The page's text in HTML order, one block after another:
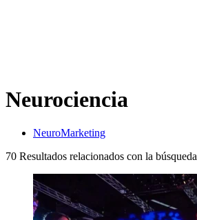
Neurociencia
NeuroMarketing
70 Resultados relacionados con la búsqueda